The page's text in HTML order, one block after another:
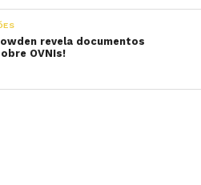
revela documentos
OVNIs!